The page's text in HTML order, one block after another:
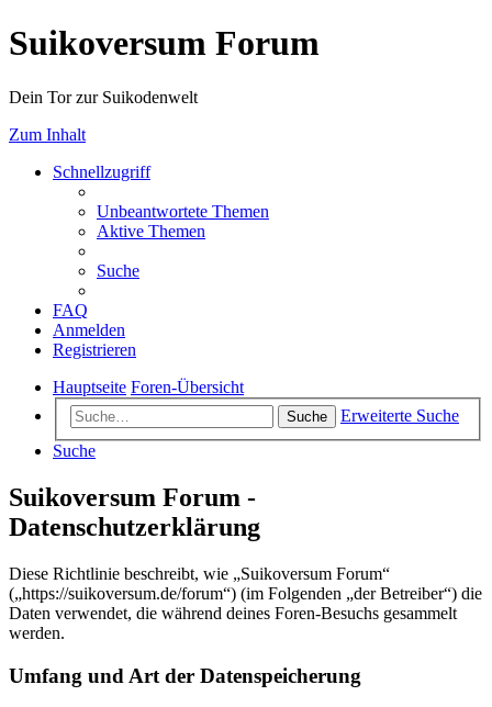
Suikoversum Forum
Dein Tor zur Suikodenwelt
Zum Inhalt
Schnellzugriff
Unbeantwortete Themen
Aktive Themen
Suche
FAQ
Anmelden
Registrieren
Hauptseite Foren-Übersicht
Suche
Erweiterte Suche
Suche
Suikoversum Forum -
Datenschutzerklärung
Diese Richtlinie beschreibt, wie „Suikoversum Forum“
(„https://suikoversum.de/forum“) (im Folgenden „der Betreiber“) die
Daten verwendet, die während deines Foren-Besuchs gesammelt
werden.
Umfang und Art der Datenspeicherung